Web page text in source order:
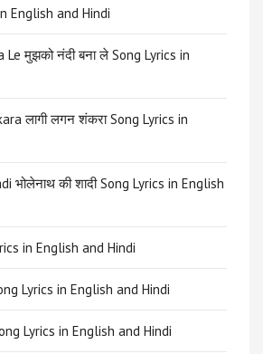
English and Hindi
मुझको नंदी बना ले Song Lyrics in
लागी लगन शंकरा Song Lyrics in
भोलेनाथ की शादी Song Lyrics in English
in English and Hindi
Lyrics in English and Hindi
Lyrics in English and Hindi